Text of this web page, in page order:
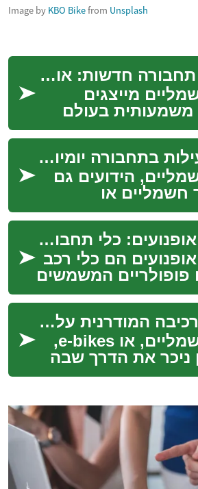
Image by KBO Bikefrom Unsplash
אפשרויות תחבורה חדשות: אופניים חשמליים
מייצגים
בעולם
ומציעים
ונוח להתמודדות עם
המוד...
פשטות ויעילות בתחבורה יומיומית
הידועים גם
חשמליים או
בשנים
לאמצעי תחבורה
ברחבי הע...
אופנועים ואופנועים: כלי תחבורה מהירים ויעילים
הם כלי רכב
פופולריים המשמשים
הם מציעים
כמו ניידות גבוהה,
השפעת הרכיבה המודרנית על סגנון חיים
אופניים חשמליים, או e-bikes,
ניכר את הדרך שבה
מתאמנים
רכב אלה,
היתר...